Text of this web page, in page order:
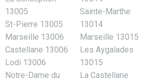
13005
St-Pierre 13005
Marseille 13006
Castellane 13006
Lodi 13006
Notre-Dame du
Sainte-Marthe
13014
Marseille 13015
Les Aygalades
13015
La Castellane